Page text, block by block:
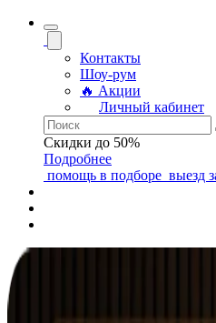
Контакты
Шоу-рум
🔥 Акции
Личный кабинет
Скидки до 50%
Подробнее
помощь в подборе выезд